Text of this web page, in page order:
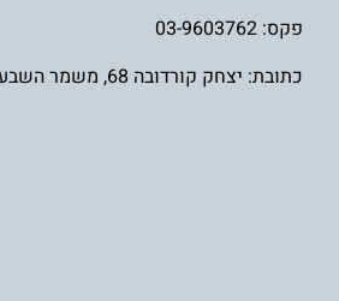
פקס: 03-9603762
כתובת: יצחק קורדובה 68, משמר השבעה